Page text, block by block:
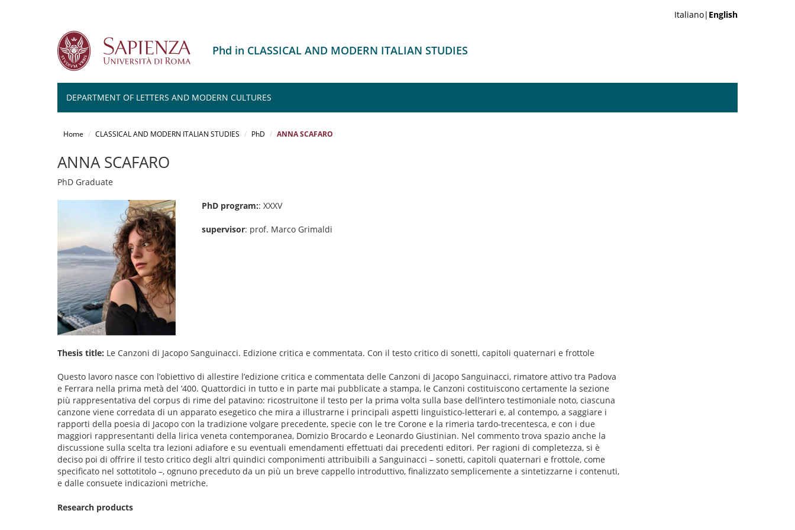
Italiano| English
Phd in CLASSICAL AND MODERN ITALIAN STUDIES
DEPARTMENT OF LETTERS AND MODERN CULTURES
Home CLASSICAL AND MODERN ITALIAN STUDIES PhD ANNA SCAFARO
ANNA SCAFARO
PhD Graduate
PhD program:: XXXV
supervisor: prof. Marco Grimaldi
Thesis title: Le Canzoni di Jacopo Sanguinacci. Edizione critica e commentata. Con il testo critico di sonetti, capitoli quaternari e frottole
Questo lavoro nasce con l’obiettivo di allestire l’edizione critica e commentata delle Canzoni di Jacopo Sanguinacci, rimatore attivo tra Padova
e Ferrara nella prima metà del ʼ400. Quattordici in tutto e in parte mai pubblicate a stampa, le Canzoni costituiscono certamente la sezione
più rappresentativa del corpus di rime del patavino: ricostruitone il testo per la prima volta sulla base dell’intero testimoniale noto, ciascuna
canzone viene corredata di un apparato esegetico che mira a illustrarne i principali aspetti linguistico-letterari e, al contempo, a saggiare i
rapporti della poesia di Jacopo con la tradizione volgare precedente, specie con le tre Corone e la rimeria tardo-trecentesca, e con i due
maggiori rappresentanti della lirica veneta contemporanea, Domizio Brocardo e Leonardo Giustinian. Nel commento trova spazio anche la
discussione sulla scelta tra lezioni adiafore e su eventuali emendamenti effettuati dai precedenti editori. Per ragioni di completezza, si è
deciso poi di offrire il testo critico degli altri quindici componimenti attribuibili a Sanguinacci – sonetti, capitoli quaternari e frottole, come
specificato nel sottotitolo –, ognuno preceduto da un più un breve cappello introduttivo, finalizzato semplicemente a sintetizzarne i contenuti,
e dalle consuete indicazioni metriche.
Research products